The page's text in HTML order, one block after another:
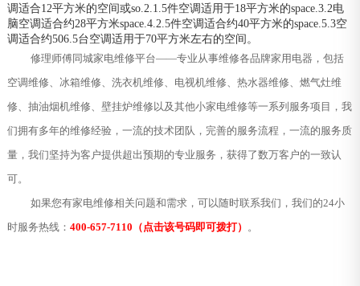
调适合12平方米的空间或so.2.1.5件空调适用于18平方米的space.3.2电
脑空调适合约28平方米space.4.2.5件空调适合约40平方米的space.5.3空
调适合约506.5台空调适用于70平方米左右的空间。
修理师傅同城家电维修平台——专业从事维修各品牌家用电器，包括
空调维修、冰箱维修、洗衣机维修、电视机维修、热水器维修、燃气灶维
修、抽油烟机维修、壁挂炉维修以及其他小家电维修等一系列服务项目，我
们拥有多年的维修经验，一流的技术团队，完善的服务流程，一流的服务质
量，我们坚持为客户提供超出预期的专业服务，获得了数万客户的一致认
可。
如果您有家电维修相关问题和需求，可以随时联系我们，我们的24小
时服务热线： 400-657-7110（点击该号码即可拨打） 。